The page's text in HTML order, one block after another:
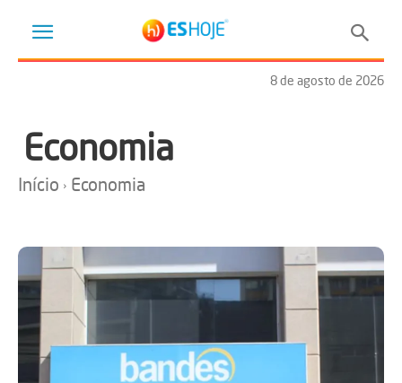
8 de agosto de 2026
Economia
Início Economia